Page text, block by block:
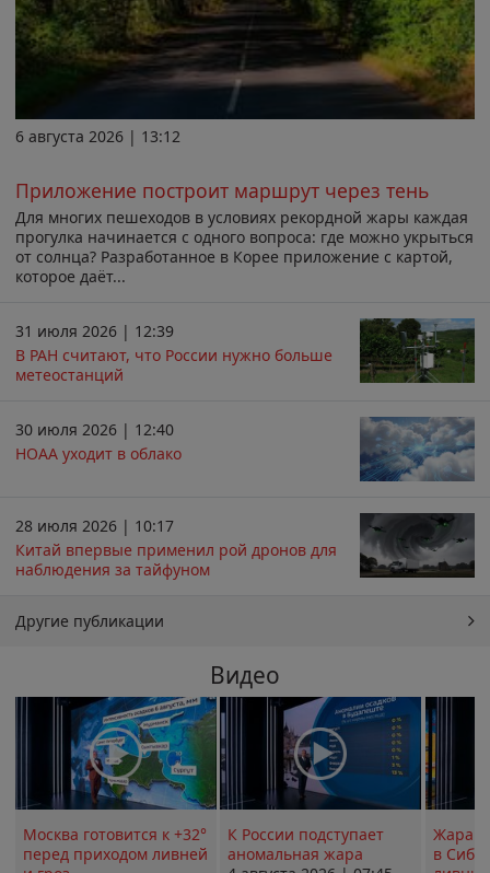
6 августа 2026 | 13:12
Приложение построит маршрут через тень
Для многих пешеходов в условиях рекордной жары каждая
прогулка начинается с одного вопроса: где можно укрыться
от солнца? Разработанное в Корее приложение с картой,
которое даёт...
31 июля 2026 | 12:39
В РАН считают, что России нужно больше
метеостанций
30 июля 2026 | 12:40
НОАА уходит в облако
28 июля 2026 | 10:17
Китай впервые применил рой дронов для
наблюдения за тайфуном
Другие публикации
Видео
Москва готовится к +32°
перед приходом ливней
К России подступает
аномальная жара
Жара в
в